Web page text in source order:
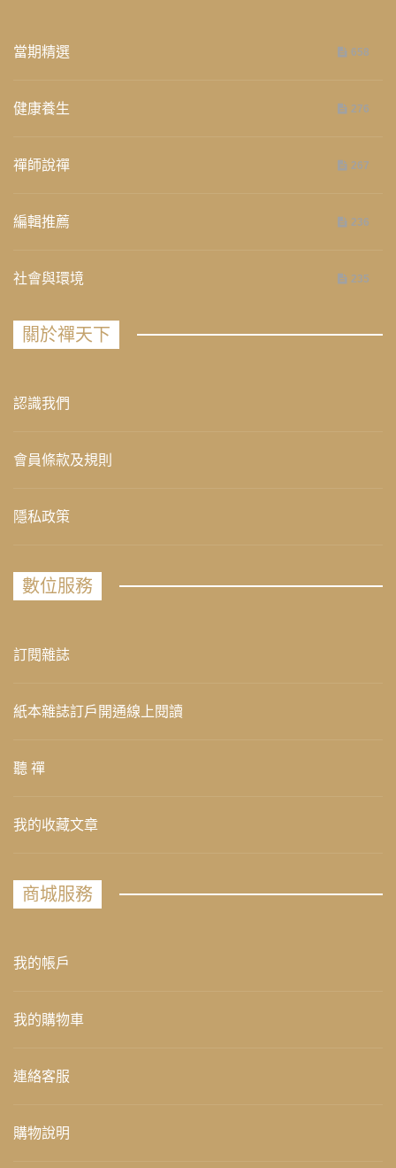
當期精選 658
健康養生 276
禪師說禪 267
編輯推薦 236
社會與環境 235
關於禪天下
認識我們
會員條款及規則
隱私政策
數位服務
訂閱雜誌
紙本雜誌訂戶開通線上閱讀
聽 禪
我的收藏文章
商城服務
我的帳戶
我的購物車
連絡客服
購物說明